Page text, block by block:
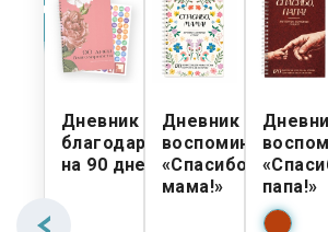
Дневник
благодарности
на 90 дней
Дневник
воспоминаний
«Спасибо,
мама!»
папа!»